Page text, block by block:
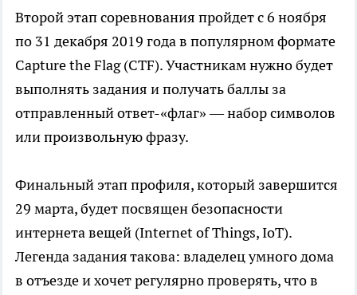
Второй этап соревнования пройдет с 6 ноября
по 31 декабря 2019 года в популярном формате
Capture the Flag (CTF). Участникам нужно будет
выполнять задания и получать баллы за
отправленный ответ-«флаг» — набор символов
или произвольную фразу.
Финальный этап профиля, который завершится
29 марта, будет посвящен безопасности
интернета вещей (Internet of Things, IoT).
Легенда задания такова: владелец умного дома
в отъезде и хочет регулярно проверять, что в